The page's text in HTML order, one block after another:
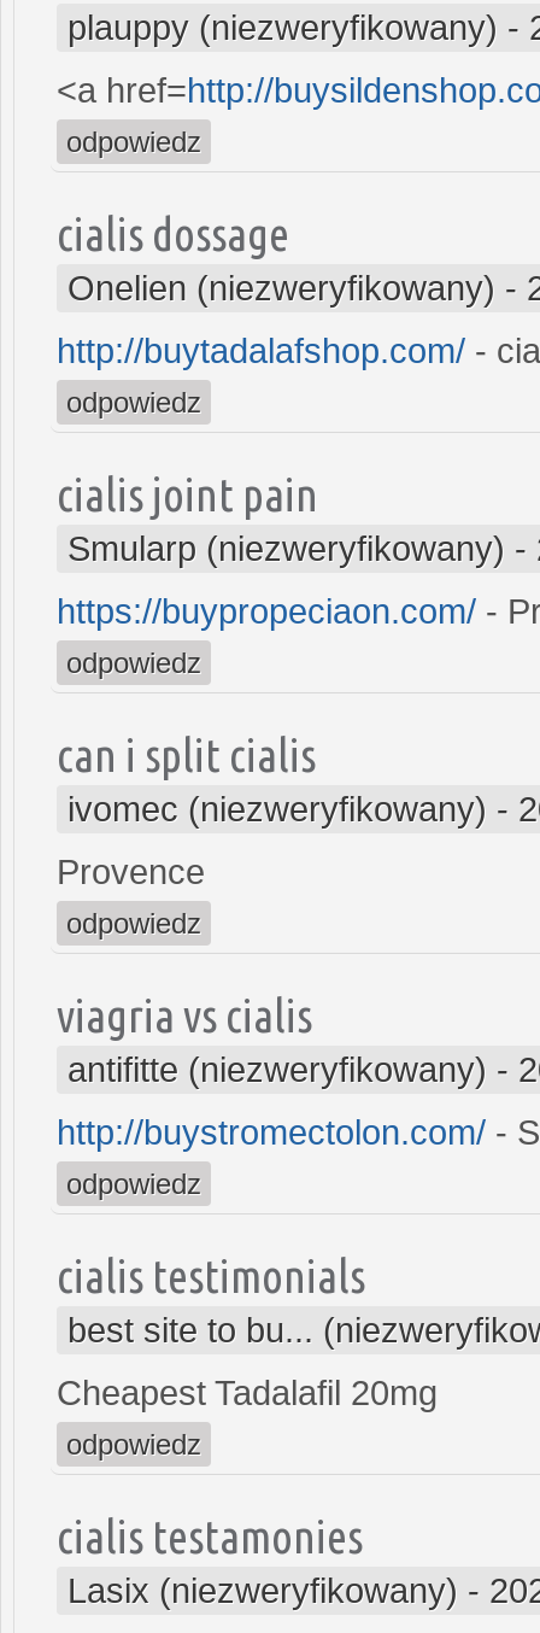
plauppy (niezweryfikowany) -
<a href=http://
odpowiedz
cialis dossage
Onelien (niezweryfikowany) -
http://buytadalafshop.com/ -
odpowiedz
cialis joint pain
Smularp (niezweryfikowany) -
https://buypropeciaon.com/ -
odpowiedz
can i split cialis
ivomec (niezweryfikowany) -
Provence
odpowiedz
viagria vs cialis
antifitte (niezweryfikowany) -
http://buystromectolon.com/ -
odpowiedz
cialis testimonials
best site to bu...
Cheapest Tadalafil 20mg
odpowiedz
cialis testamonies
Lasix (niezweryfikowany) -